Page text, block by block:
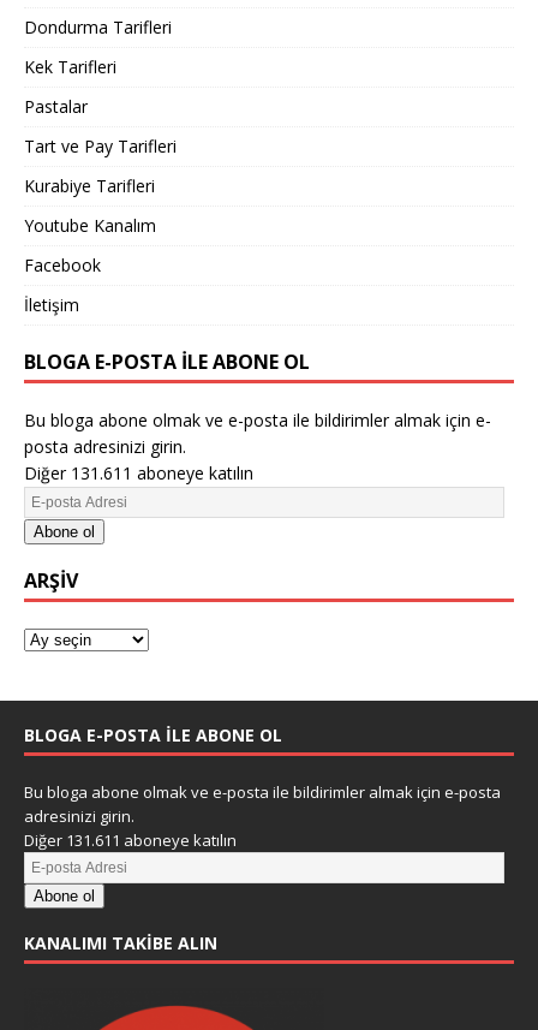
Dondurma Tarifleri
Kek Tarifleri
Pastalar
Tart ve Pay Tarifleri
Kurabiye Tarifleri
Youtube Kanalım
Facebook
İletişim
BLOGA E-POSTA ILE ABONE OL
Bu bloga abone olmak ve e-posta ile bildirimler almak için e-
posta adresinizi girin.
Diğer 131.611 aboneye katılın
Abone ol
ARŞIV
BLOGA E-POSTA ILE ABONE OL
Bu bloga abone olmak ve e-posta ile bildirimler almak için e-posta
adresinizi girin.
Diğer 131.611 aboneye katılın
Abone ol
KANALIMI TAKIBE ALIN